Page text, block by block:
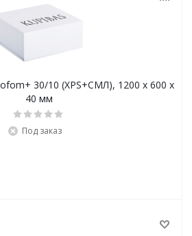
30/10 (XPS+СМЛ), 1200 x 600 x
40 мм
Под заказ